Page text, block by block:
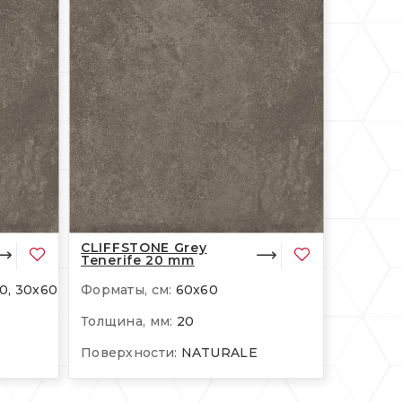
30x60
CLIFFSTONE Grey
Tenerife 20 mm
Форматы, см: 60x60
Толщина, мм: 20
Поверхности: NATURALE